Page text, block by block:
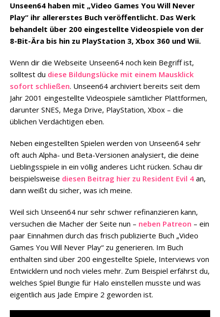
Unseen64 haben mit „Video Games You Will Never
Play“ ihr allererstes Buch veröffentlicht. Das Werk
behandelt über 200 eingestellte Videospiele von der
8-Bit-Ära bis hin zu PlayStation 3, Xbox 360 und Wii.
Wenn dir die Webseite Unseen64 noch kein Begriff ist,
solltest du diese Bildungslücke mit einem Mausklick
sofort schließen. Unseen64 archiviert bereits seit dem
Jahr 2001 eingestellte Videospiele sämtlicher Plattformen,
darunter SNES, Mega Drive, PlayStation, Xbox – die
üblichen Verdächtigen eben.
Neben eingestellten Spielen werden von Unseen64 sehr
oft auch Alpha- und Beta-Versionen analysiert, die deine
Lieblingsspiele in ein völlig anderes Licht rücken. Schau dir
beispielsweise diesen Beitrag hier zu Resident Evil 4 an,
dann weißt du sicher, was ich meine.
Weil sich Unseen64 nur sehr schwer refinanzieren kann,
versuchen die Macher der Seite nun – neben Patreon – ein
paar Einnahmen durch das frisch publizierte Buch „Video
Games You Will Never Play“ zu generieren. Im Buch
enthalten sind über 200 eingestellte Spiele, Interviews von
Entwicklern und noch vieles mehr. Zum Beispiel erfährst du,
welches Spiel Bungie für Halo einstellen musste und was
eigentlich aus Jade Empire 2 geworden ist.